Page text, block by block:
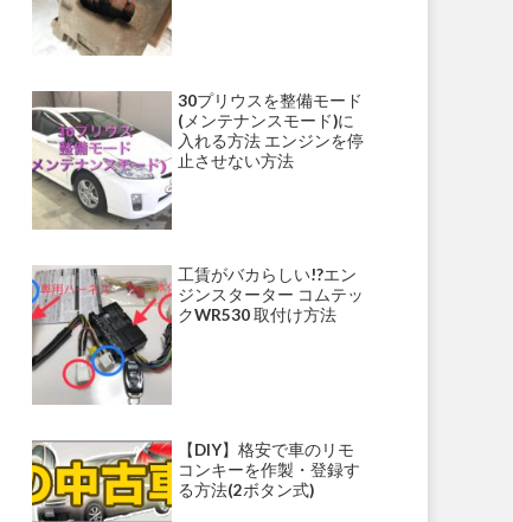
30プリウスを整備モード
(メンテナンスモード)に
入れる方法 エンジンを停
止させない方法
工賃がバカらしい!?エン
ジンスターター コムテッ
クWR530 取付け方法
【DIY】格安で車のリモ
コンキーを作製・登録す
る方法(2ボタン式)